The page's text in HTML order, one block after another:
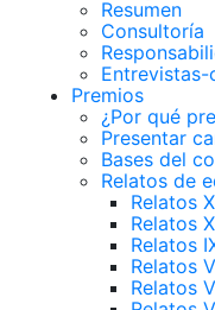
Resumen
Consultoría
Premios
¿Por qué
Presentar
Bases del
Relatos de
Relatos
Relatos
Relatos
Relatos
Relatos